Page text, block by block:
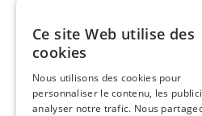
Ce site Web utilise des
cookies
Nous utilisons des cookies pour
personnaliser le contenu, les
analyser notre trafic. Nous